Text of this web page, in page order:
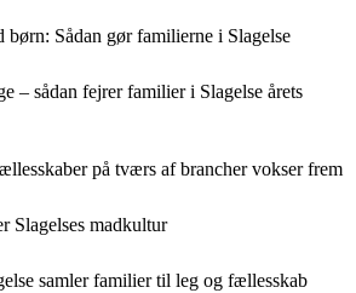
Sådan gør familierne i Slagelse
– sådan fejrer familier i Slagelse årets
på tværs af brancher vokser frem
Slagelses madkultur
samler familier til leg og fællesskab